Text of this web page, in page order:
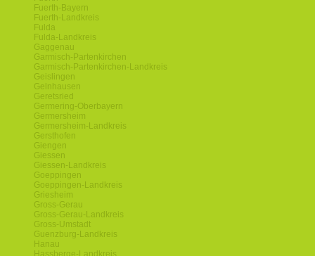
Fuerth-Bayern
Fuerth-Landkreis
Fulda
Fulda-Landkreis
Gaggenau
Garmisch-Partenkirchen
Garmisch-Partenkirchen-Landkreis
Geislingen
Gelnhausen
Geretsried
Germering-Oberbayern
Germersheim
Germersheim-Landkreis
Gersthofen
Giengen
Giessen
Giessen-Landkreis
Goeppingen
Goeppingen-Landkreis
Griesheim
Gross-Gerau
Gross-Gerau-Landkreis
Gross-Umstadt
Guenzburg-Landkreis
Hanau
Hassberge-Landkreis